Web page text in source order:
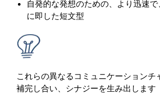
自発的な発想のための、より迅速
に即した短文型
これらの異なるコミュニケーションチ
補完し合い、シナジーを生み出します